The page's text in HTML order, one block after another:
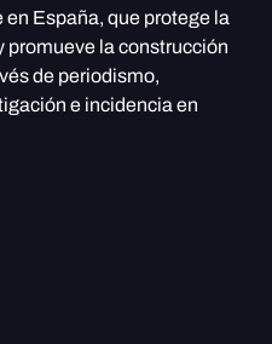
España, que protege la
promueve la construcción
de periodismo,
e incidencia en